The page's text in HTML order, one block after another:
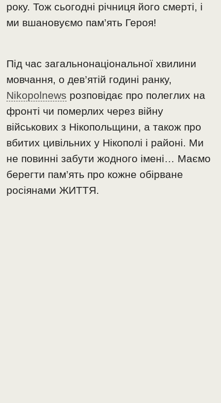
року. Тож сьогодні річниця його смерті, і
ми вшановуємо пам’ять Героя!
Під час загальнонаціональної хвилини
мовчання, о дев’ятій годині ранку,
Nikopolnews розповідає про полеглих на
фронті чи померлих через війну
військових з Нікопольщини, а також про
вбитих цивільних у Нікополі і районі. Ми
не повинні забути жодного імені… Маємо
берегти пам’ять про кожне обірване
росіянами ЖИТТЯ.